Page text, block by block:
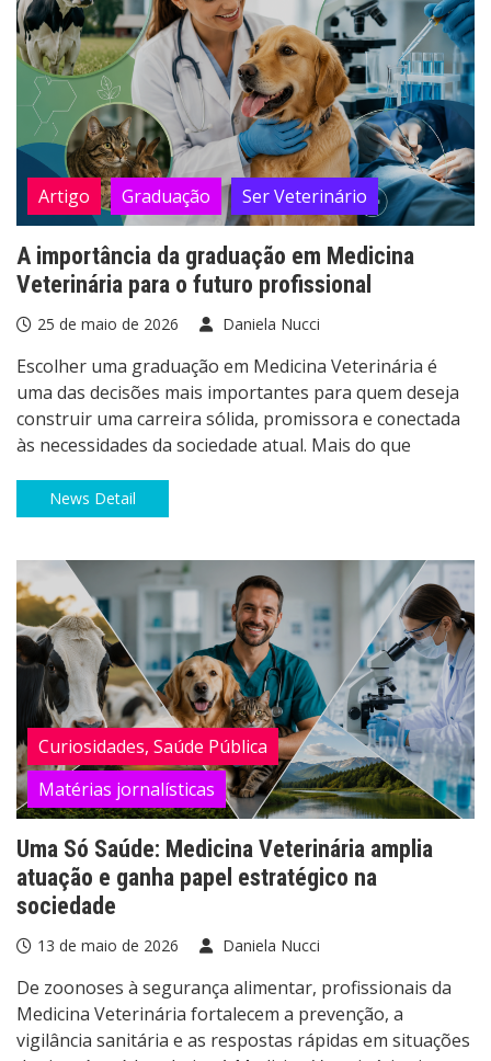
Artigo Graduação Ser Veterinário
A importância da graduação em Medicina
Veterinária para o futuro profissional
25 de maio de 2026 Daniela Nucci
Escolher uma graduação em Medicina Veterinária é
uma das decisões mais importantes para quem deseja
construir uma carreira sólida, promissora e conectada
às necessidades da sociedade atual. Mais do que
News Detail
Curiosidades, Saúde Pública
Matérias jornalísticas
Uma Só Saúde: Medicina Veterinária amplia
atuação e ganha papel estratégico na
sociedade
13 de maio de 2026 Daniela Nucci
De zoonoses à segurança alimentar, profissionais da
Medicina Veterinária fortalecem a prevenção, a
vigilância sanitária e as respostas rápidas em situações